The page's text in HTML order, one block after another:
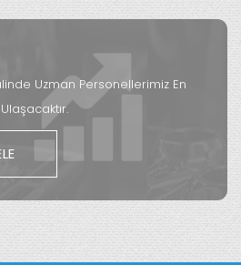
Uzman Personellerimiz En